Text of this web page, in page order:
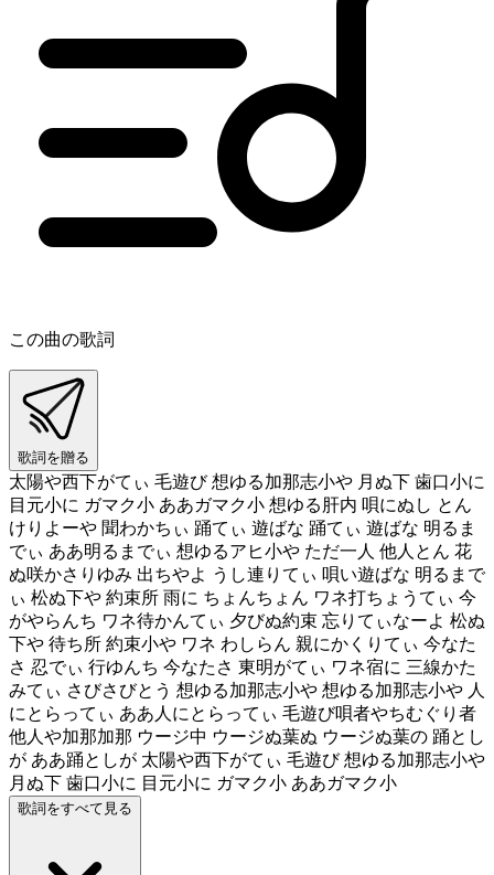
この曲の歌詞
歌詞を贈る
太陽や西下がてぃ 毛遊び 想ゆる加那志小や 月ぬ下 歯口小に
目元小に ガマク小 ああガマク小 想ゆる肝内 唄にぬし とん
けりよーや 聞わかちぃ 踊てぃ 遊ばな 踊てぃ 遊ばな 明るま
でぃ ああ明るまでぃ 想ゆるアヒ小や ただ一人 他人とん 花
ぬ咲かさりゆみ 出ちやよ うし連りてぃ 唄い遊ばな 明るまで
ぃ 松ぬ下や 約束所 雨に ちょんちょん ワネ打ちょうてぃ 今
がやらんち ワネ待かんてぃ 夕びぬ約束 忘りてぃなーよ 松ぬ
下や 待ち所 約束小や ワネ わしらん 親にかくりてぃ 今なた
さ 忍でぃ 行ゆんち 今なたさ 東明がてぃ ワネ宿に 三線かた
みてぃ さびさびとう 想ゆる加那志小や 想ゆる加那志小や 人
にとらってぃ ああ人にとらってぃ 毛遊び唄者やちむぐり者
他人や加那加那 ウージ中 ウージぬ葉ぬ ウージぬ葉の 踊とし
が ああ踊としが 太陽や西下がてぃ 毛遊び 想ゆる加那志小や
月ぬ下 歯口小に 目元小に ガマク小 ああガマク小
歌詞をすべて見る